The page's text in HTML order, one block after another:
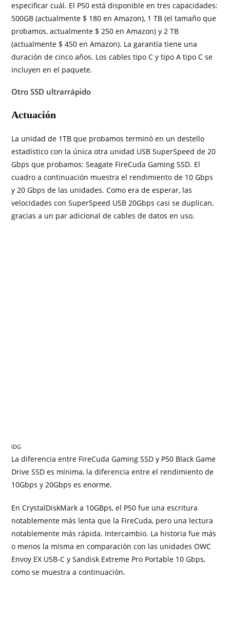
especificar cuál. El P50 está disponible en tres capacidades:
500GB (actualmente $ 180 en Amazon), 1 TB (el tamaño que
probamos, actualmente $ 250 en Amazon) y 2 TB
(actualmente $ 450 en Amazon). La garantía tiene una
duración de cinco años. Los cables tipo C y tipo A tipo C se
incluyen en el paquete.
Otro SSD ultrarrápido
Actuación
La unidad de 1TB que probamos terminó en un destello
estadístico con la única otra unidad USB SuperSpeed ​​de 20
Gbps que probamos: Seagate FireCuda Gaming SSD. El
cuadro a continuación muestra el rendimiento de 10 Gbps
y 20 Gbps de las unidades. Como era de esperar, las
velocidades con SuperSpeed ​​USB 20Gbps casi se duplican,
gracias a un par adicional de cables de datos en uso.
IDG
La diferencia entre FireCuda Gaming SSD y P50 Black Game
Drive SSD es mínima, la diferencia entre el rendimiento de
10Gbps y 20Gbps es enorme.
En CrystalDiskMark a 10GBps, el P50 fue una escritura
notablemente más lenta que la FireCuda, pero una lectura
notablemente más rápida. Intercambio. La historia fue más
o menos la misma en comparación con las unidades OWC
Envoy EX USB-C y Sandisk Extreme Pro Portable 10 Gbps,
como se muestra a continuación.